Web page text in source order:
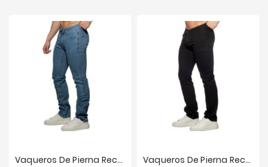
Vaqueros De Pierna Recta - Azul Vaqueros De Pierna Recta - Negros